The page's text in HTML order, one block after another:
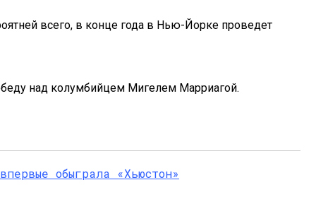
всего, в конце года в Нью-Йорке проведет
над колумбийцем Мигелем Марриагой.